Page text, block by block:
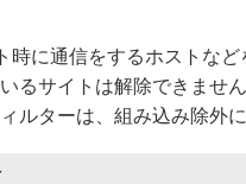
に通信をするホストな
るサイトは解除できませ
ルターは、組み込み除外